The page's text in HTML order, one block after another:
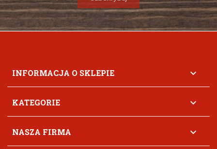
INFORMACJA O SKLEPIE 
KATEGORIE 
NASZA FIRMA 